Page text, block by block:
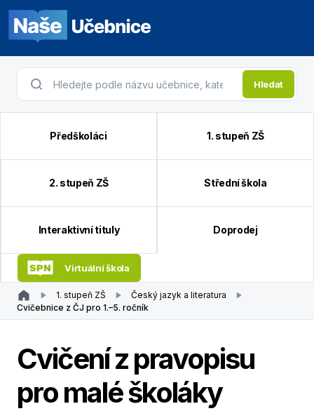
Hledat
Předškoláci 1. stupeň ZŠ
2. stupeň ZŠ Střední škola
Interaktivní tituly Doprodej
Virtuální škola
1. stupeň ZŠ
Český jazyk a literatura
Cvičebnice z ČJ pro 1.–5. ročník
Cvičení z pravopisu
pro malé školáky